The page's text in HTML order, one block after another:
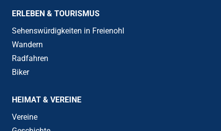
ERLEBEN & TOURISMUS
Sehenswürdigkeiten in Freienohl
Wandern
Radfahren
Biker
HEIMAT & VEREINE
Vereine